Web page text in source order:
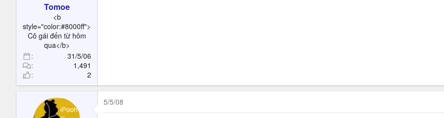
Tomoe
<b
style="color:#8000ff">
Cô gái đến từ hôm
qua</b>
31/5/06
1,491
2
5/5/08